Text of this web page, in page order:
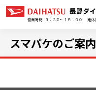
スマパケのご案内